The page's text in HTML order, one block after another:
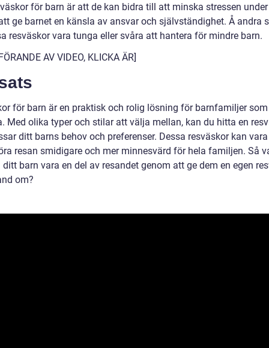
för barn är att de kan bidra till att minska stressen
ge barnet en känsla av ansvar och självständighet. Å andra
resväskor vara tunga eller svåra att hantera för mindre barn.
AV VIDEO, KLICKA ÄR]
för barn är en praktisk och rolig lösning för barnfamiljer
Med olika typer och stilar att välja mellan, kan du hitta en
ditt barns behov och preferenser. Dessa resväskor kan
resan smidigare och mer minnesvärd för hela familjen. Så
barn vara en del av resandet genom att ge dem en egen
om?